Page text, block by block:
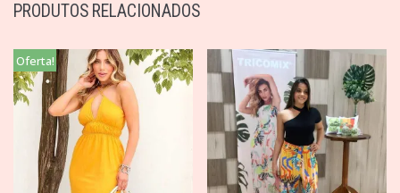
PRODUTOS RELACIONADOS
Oferta!